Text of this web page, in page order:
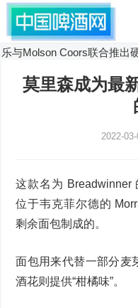
Molson Coors联合推出硬
莫里森成为最
2022-
这款名为 Breadwinner
位于韦克菲尔德的
剩余面包制成的。
面包用来代替一部分麦
酒花则提供“柑橘味”。